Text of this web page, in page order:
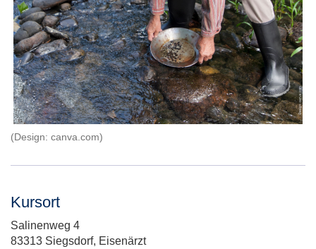
(Design: canva.com)
Kursort
Adresse:
Salinenweg 4
83313 Siegsdorf, Eisenärzt